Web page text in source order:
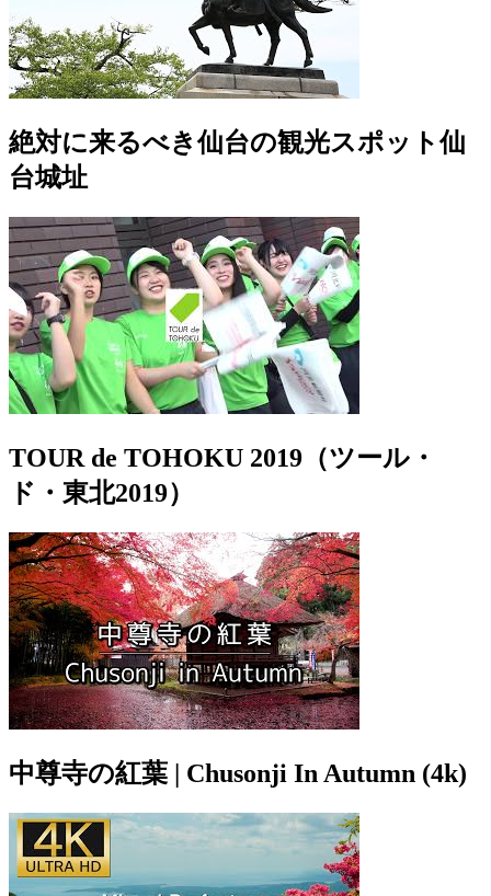
絶対に来るべき仙台の観光スポット仙
台城址
TOUR de TOHOKU 2019（ツール・
ド・東北2019）
中尊寺の紅葉 | Chusonji In Autumn (4k)